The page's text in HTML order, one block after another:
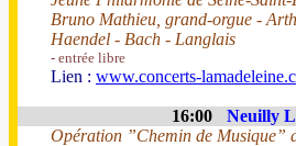
Bruno Mathieu, grand-orgue -
Haendel - Bach - Langlais
- entrée libre
Lien : www.concerts-
16:00 Neuilly
Opération ”Chemin de Musique”